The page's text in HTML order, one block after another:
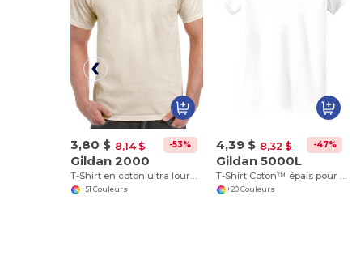
3,80 $ 8,14 $ -53%
Gildan 2000
+51 Couleurs
4,39 $ 8,32 $ -47%
Gildan 5000L
+20 Couleurs